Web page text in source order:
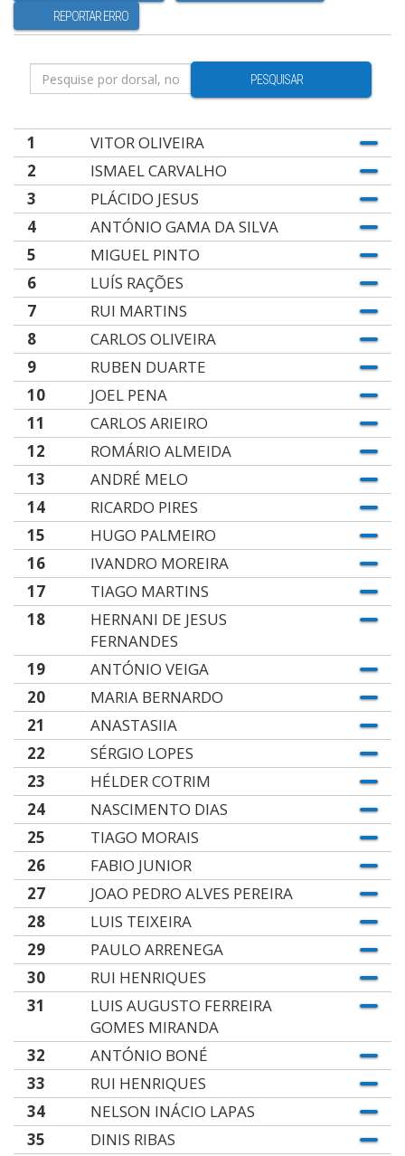
REPORTAR ERRO
PESQUISAR
1
VITOR OLIVEIRA
2
ISMAEL CARVALHO
3
PLÁCIDO JESUS
4
ANTÓNIO GAMA DA SILVA
5
MIGUEL PINTO
6
LUÍS RAÇÕES
7
RUI MARTINS
8
CARLOS OLIVEIRA
9
RUBEN DUARTE
10
JOEL PENA
11
CARLOS ARIEIRO
12
ROMÁRIO ALMEIDA
13
ANDRÉ MELO
14
RICARDO PIRES
15
HUGO PALMEIRO
16
IVANDRO MOREIRA
17
TIAGO MARTINS
18
HERNANI DE JESUS
FERNANDES
19
ANTÓNIO VEIGA
20
MARIA BERNARDO
21
ANASTASIIA
22
SÉRGIO LOPES
23
HÉLDER COTRIM
24
NASCIMENTO DIAS
25
TIAGO MORAIS
26
FABIO JUNIOR
27
JOAO PEDRO ALVES PEREIRA
28
LUIS TEIXEIRA
29
PAULO ARRENEGA
30
RUI HENRIQUES
31
LUIS AUGUSTO FERREIRA
GOMES MIRANDA
32
ANTÓNIO BONÉ
33
RUI HENRIQUES
34
NELSON INÁCIO LAPAS
35
DINIS RIBAS